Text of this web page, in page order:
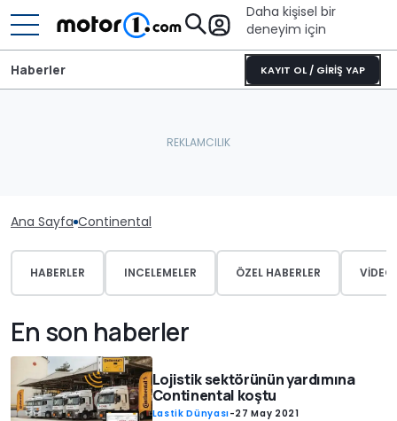
Daha kişisel bir
deneyim için
KAYIT OL / GİRİŞ YAP
Haberler
Ana Sayfa Continental
HABERLER INCELEMELER ÖZEL HABERLER
En son haberler
Lojistik sektörünün yardımına
Continental koştu
Lastik Dünyası-27 May 2021